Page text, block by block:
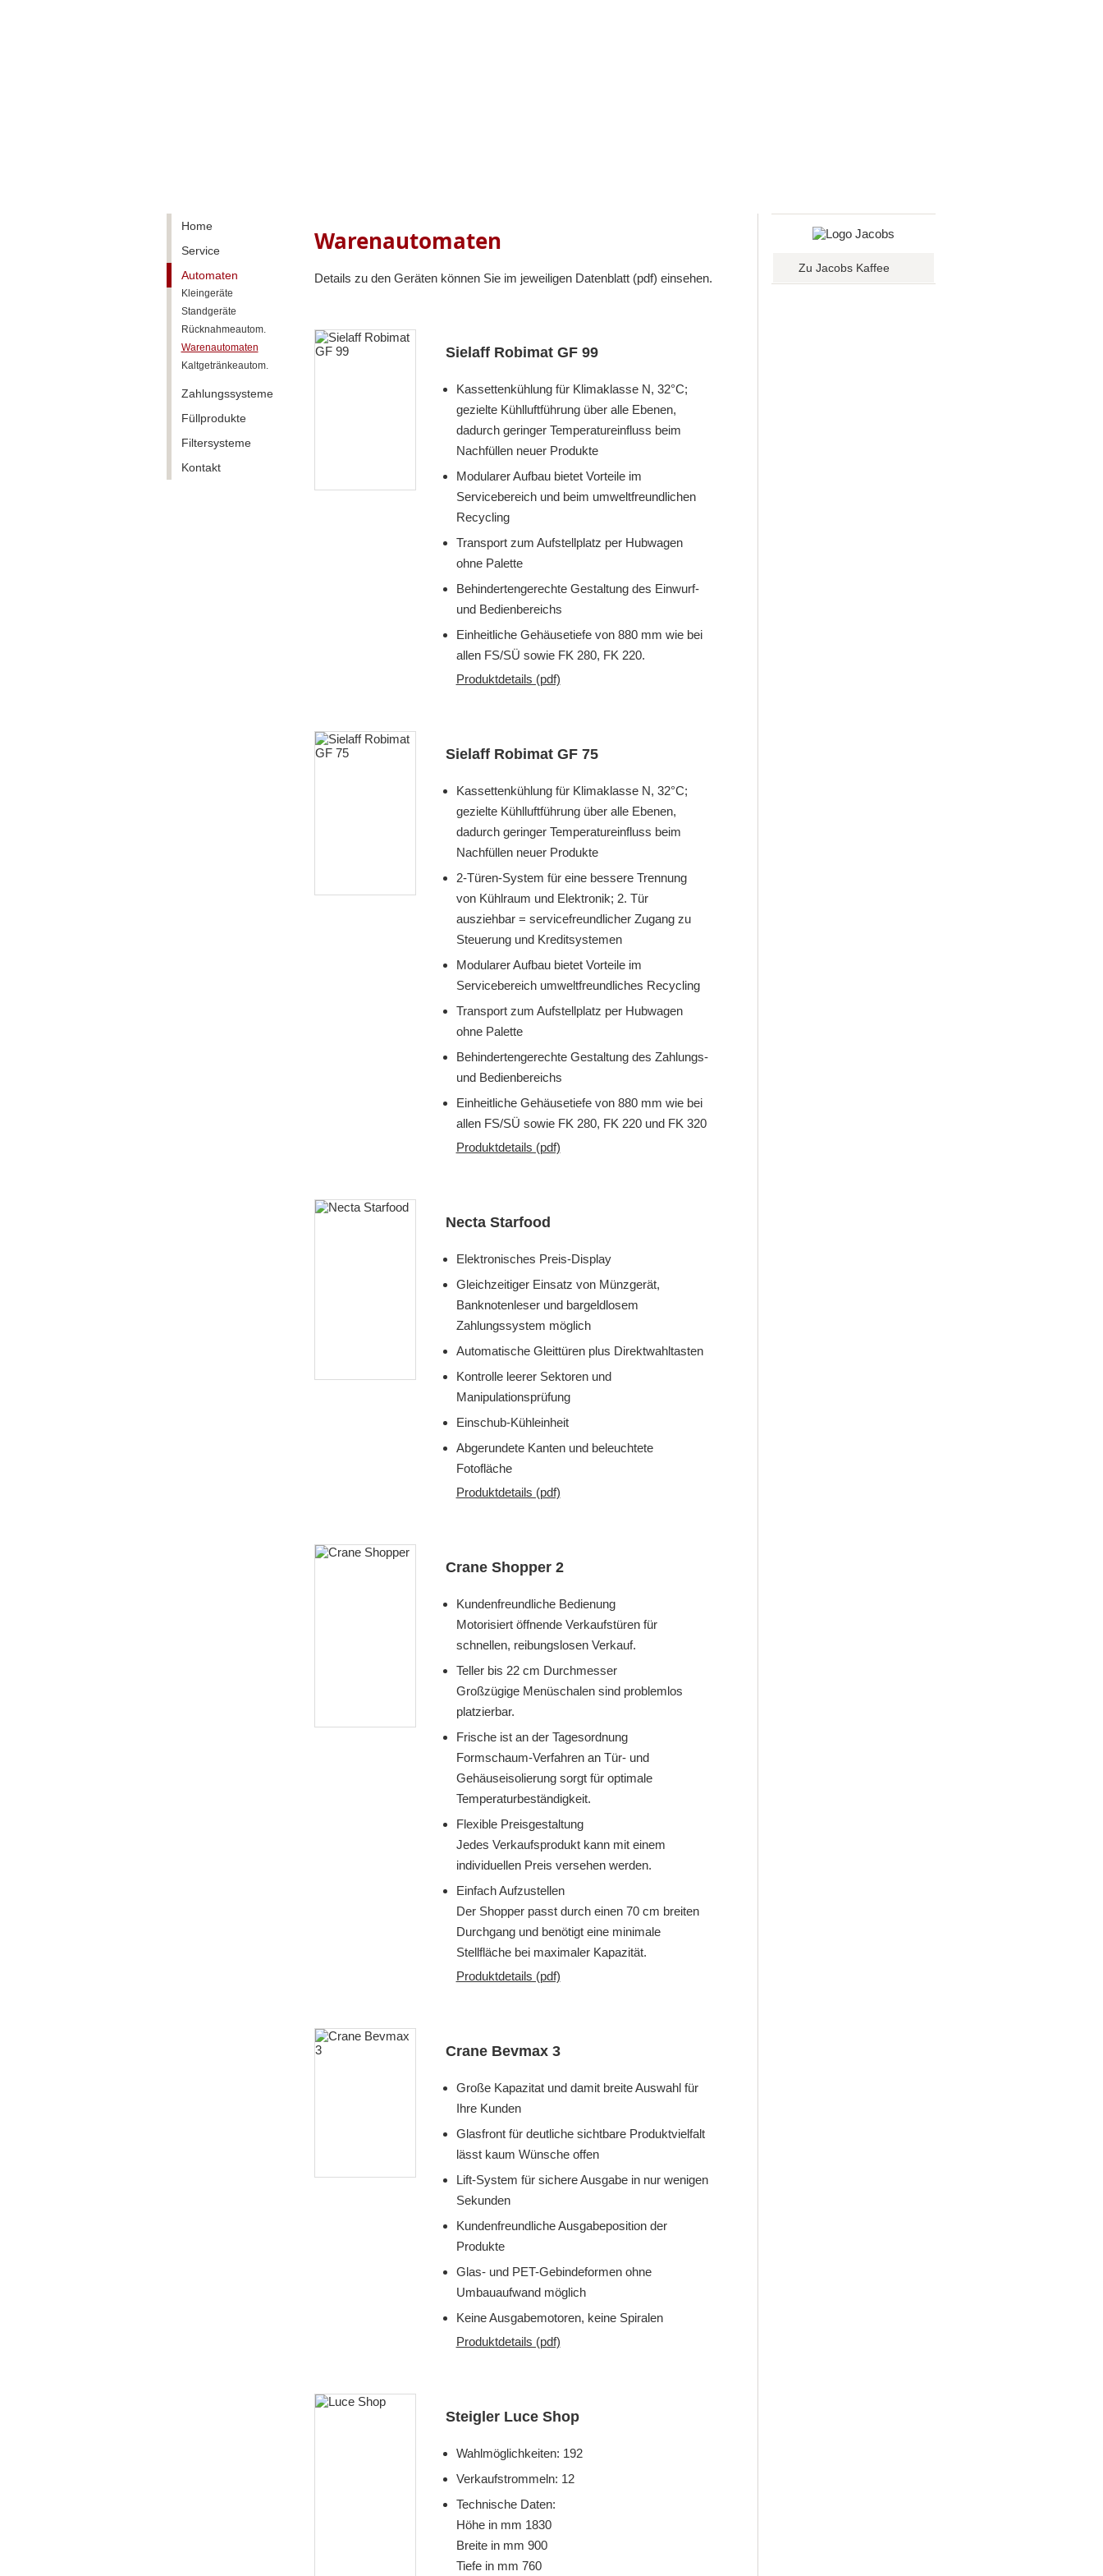
Home
Service
Automaten
Kleingeräte
Standgeräte
Rücknahmeautom.
Warenautomaten
Kaltgetränkeautom.
Zahlungssysteme
Füllprodukte
Filtersysteme
Kontakt
Warenautomaten
Details zu den Geräten können Sie im jeweiligen Datenblatt (pdf) einsehen.
Sielaff Robimat GF 99
Kassettenkühlung für Klimaklasse N, 32°C;
gezielte Kühlluftführung über alle Ebenen,
dadurch geringer Temperatureinfluss beim
Nachfüllen neuer Produkte
Modularer Aufbau bietet Vorteile im
Servicebereich und beim umweltfreundlichen
Recycling
Transport zum Aufstellplatz per Hubwagen
ohne Palette
Behindertengerechte Gestaltung des Einwurf-
und Bedienbereichs
Einheitliche Gehäusetiefe von 880 mm wie bei
allen FS/SÜ sowie FK 280, FK 220.
Produktdetails (pdf)
Sielaff Robimat GF 75
Kassettenkühlung für Klimaklasse N, 32°C;
gezielte Kühlluftführung über alle Ebenen,
dadurch geringer Temperatureinfluss beim
Nachfüllen neuer Produkte
2-Türen-System für eine bessere Trennung
von Kühlraum und Elektronik; 2. Tür
ausziehbar = servicefreundlicher Zugang zu
Steuerung und Kreditsystemen
Modularer Aufbau bietet Vorteile im
Servicebereich umweltfreundliches Recycling
Transport zum Aufstellplatz per Hubwagen
ohne Palette
Behindertengerechte Gestaltung des Zahlungs-
und Bedienbereichs
Einheitliche Gehäusetiefe von 880 mm wie bei
allen FS/SÜ sowie FK 280, FK 220 und FK 320
Produktdetails (pdf)
Necta Starfood
Elektronisches Preis-Display
Gleichzeitiger Einsatz von Münzgerät,
Banknotenleser und bargeldlosem
Zahlungssystem möglich
Automatische Gleittüren plus Direktwahltasten
Kontrolle leerer Sektoren und
Manipulationsprüfung
Einschub-Kühleinheit
Abgerundete Kanten und beleuchtete
Fotofläche
Produktdetails (pdf)
Crane Shopper 2
Kundenfreundliche Bedienung
Motorisiert öffnende Verkaufstüren für
schnellen, reibungslosen Verkauf.
Teller bis 22 cm Durchmesser
Großzügige Menüschalen sind problemlos
platzierbar.
Frische ist an der Tagesordnung
Formschaum-Verfahren an Tür- und
Gehäuseisolierung sorgt für optimale
Temperaturbeständigkeit.
Flexible Preisgestaltung
Jedes Verkaufsprodukt kann mit einem
individuellen Preis versehen werden.
Einfach Aufzustellen
Der Shopper passt durch einen 70 cm breiten
Durchgang und benötigt eine minimale
Stellfläche bei maximaler Kapazität.
Produktdetails (pdf)
Crane Bevmax 3
Große Kapazitat und damit breite Auswahl für
Ihre Kunden
Glasfront für deutliche sichtbare Produktvielfalt
lässt kaum Wünsche offen
Lift-System für sichere Ausgabe in nur wenigen
Sekunden
Kundenfreundliche Ausgabeposition der
Produkte
Glas- und PET-Gebindeformen ohne
Umbauaufwand möglich
Keine Ausgabemotoren, keine Spiralen
Produktdetails (pdf)
Steigler Luce Shop
Wahlmöglichkeiten: 192
Verkaufstrommeln: 12
Technische Daten:
Höhe in mm 1830
Breite in mm 900
Tiefe in mm 760
Zu Jacobs Kaffee